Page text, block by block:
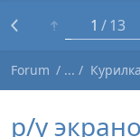
1 13
Forum Курилка
р/у